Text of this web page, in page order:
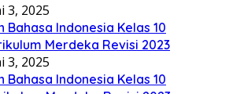
3, 2025
Bahasa Indonesia Kelas 10
Merdeka Revisi 2023
3, 2025
Bahasa Indonesia Kelas 10